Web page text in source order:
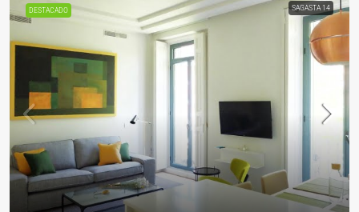
DESTACADO SAGASTA 14